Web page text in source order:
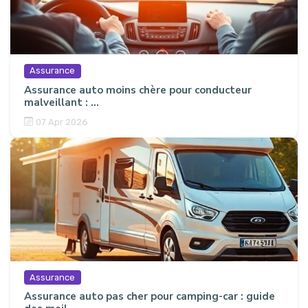
Assurance
Assurance auto moins chère pour conducteur
malveillant : ...
07 Apr 2026
Assurance
Assurance auto pas cher pour camping-car : guide